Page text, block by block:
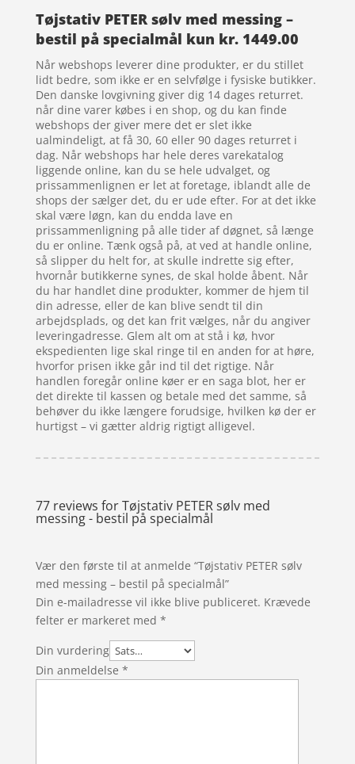
Tøjstativ PETER sølv med messing –
bestil på specialmål kun kr. 1449.00
Når webshops leverer dine produkter, er du stillet
lidt bedre, som ikke er en selvfølge i fysiske butikker.
Den danske lovgivning giver dig 14 dages returret.
når dine varer købes i en shop, og du kan finde
webshops der giver mere det er slet ikke
ualmindeligt, at få 30, 60 eller 90 dages returret i
dag. Når webshops har hele deres varekatalog
liggende online, kan du se hele udvalget, og
prissammenlignen er let at foretage, iblandt alle de
shops der sælger det, du er ude efter. For at det ikke
skal være løgn, kan du endda lave en
prissammenligning på alle tider af døgnet, så længe
du er online. Tænk også på, at ved at handle online,
så slipper du helt for, at skulle indrette sig efter,
hvornår butikkerne synes, de skal holde åbent. Når
du har handlet dine produkter, kommer de hjem til
din adresse, eller de kan blive sendt til din
arbejdsplads, og det kan frit vælges, når du angiver
leveringadresse. Glem alt om at stå i kø, hvor
ekspedienten lige skal ringe til en anden for at høre,
hvorfor prisen ikke går ind til det rigtige. Når
handlen foregår online køer er en saga blot, her er
det direkte til kassen og betale med det samme, så
behøver du ikke længere forudsige, hvilken kø der er
hurtigst – vi gætter aldrig rigtigt alligevel.
77 reviews forTøjstativ PETER sølv med
messing - bestil på specialmål
Vær den første til at anmelde “Tøjstativ PETER sølv
med messing – bestil på specialmål”
Din e-mailadresse vil ikke blive publiceret. Krævede
felter er markeret med *
Din vurdering
Din anmeldelse *